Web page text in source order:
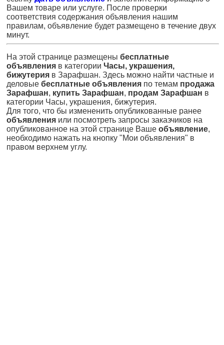
Вашем товаре или услуге. После проверки
соответствия содержания объявления нашим
правилам, объявление будет размещено в течение двух
минут.
На этой странице размещены бесплатные
объявления в категории Часы, украшения,
бижутерия в Зарафшан. Здесь можно найти частные и
деловые бесплатные объявления по темам продажа
Зарафшан, купить Зарафшан, продам Зарафшан в
категории Часы, украшения, бижутерия.
Для того, что бы измененить опубликованные ранее
объявления или посмотреть запросы заказчиков на
опубликованное на этой странице Ваше объявление,
необходимо нажать на кнопку "Мои объявления" в
правом верхнем углу.